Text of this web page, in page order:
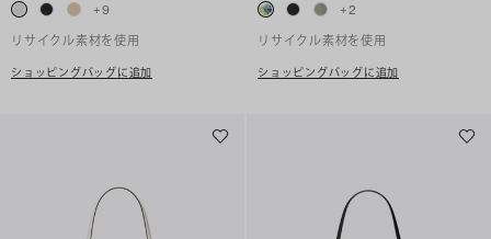
+9
リサイクル素材を使用
ショッピングバッグに追加
+2
リサイクル素材を使用
ショッピングバッグに追加